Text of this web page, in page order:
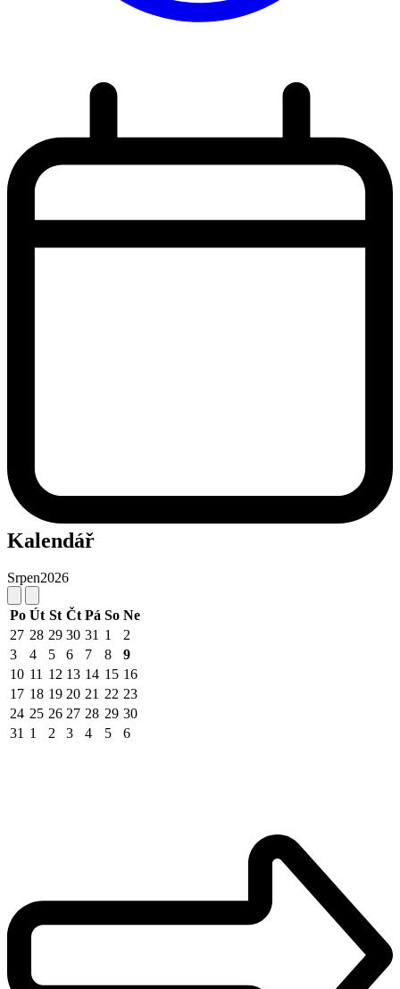
Kalendář
Srpen2026
Po Út St Čt Pá So Ne
27 28 29 30 31 1
2
3
4 5 6 7 8
9
10 11 12 13 14 15 16
17 18 19 20 21 22 23
24 25 26 27 28 29 30
31 1 2 3 4 5 6